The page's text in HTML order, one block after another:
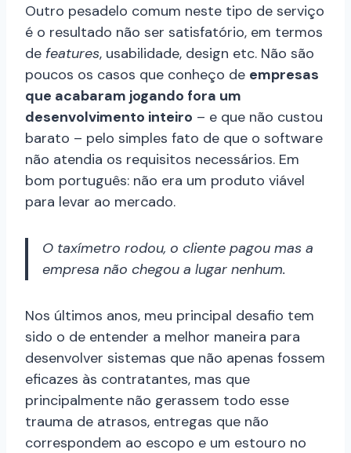
Outro pesadelo comum neste tipo de serviço
é o resultado não ser satisfatório, em termos
de features, usabilidade, design etc. Não são
poucos os casos que conheço de empresas
que acabaram jogando fora um
desenvolvimento inteiro – e que não custou
barato – pelo simples fato de que o software
não atendia os requisitos necessários. Em
bom português: não era um produto viável
para levar ao mercado.
O taxímetro rodou, o cliente pagou mas a
empresa não chegou a lugar nenhum.
Nos últimos anos, meu principal desafio tem
sido o de entender a melhor maneira para
desenvolver sistemas que não apenas fossem
eficazes às contratantes, mas que
principalmente não gerassem todo esse
trauma de atrasos, entregas que não
correspondem ao escopo e um estouro no